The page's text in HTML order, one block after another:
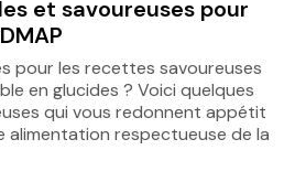
et savoureuses pour
pour les recettes savoureuses
en glucides ? Voici quelques
qui vous redonnent appétit
respectueuse de la